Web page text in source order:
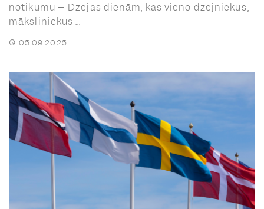
notikumu – Dzejas dienām, kas vieno dzejniekus,
māksliniekus ...
05.09.2025